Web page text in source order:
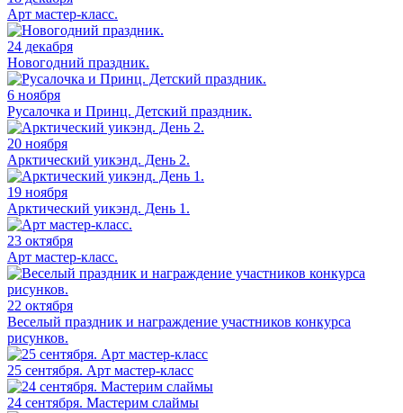
Арт мастер-класс.
24 декабря
Новогодний праздник.
6 ноября
Русалочка и Принц. Детский праздник.
20 ноября
Арктический уикэнд. День 2.
19 ноября
Арктический уикэнд. День 1.
23 октября
Арт мастер-класс.
22 октября
Веселый праздник и награждение участников конкурса
рисунков.
25 сентября. Арт мастер-класс
24 сентября. Мастерим слаймы